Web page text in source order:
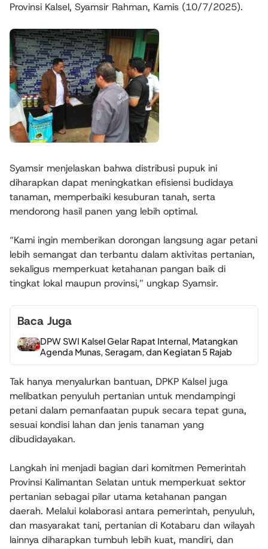
Provinsi Kalsel, Syamsir Rahman, Kamis (10/7/2025).
Syamsir menjelaskan bahwa distribusi pupuk ini
diharapkan dapat meningkatkan efisiensi budidaya
tanaman, memperbaiki kesuburan tanah, serta
mendorong hasil panen yang lebih optimal.
“Kami ingin memberikan dorongan langsung agar petani
lebih semangat dan terbantu dalam aktivitas pertanian,
sekaligus memperkuat ketahanan pangan baik di
tingkat lokal maupun provinsi,” ungkap Syamsir.
Baca Juga
DPW SWI Kalsel Gelar Rapat Internal, Matangkan
Agenda Munas, Seragam, dan Kegiatan 5 Rajab
Tak hanya menyalurkan bantuan, DPKP Kalsel juga
melibatkan penyuluh pertanian untuk mendampingi
petani dalam pemanfaatan pupuk secara tepat guna,
sesuai kondisi lahan dan jenis tanaman yang
dibudidayakan.
Langkah ini menjadi bagian dari komitmen Pemerintah
Provinsi Kalimantan Selatan untuk memperkuat sektor
pertanian sebagai pilar utama ketahanan pangan
daerah. Melalui kolaborasi antara pemerintah, penyuluh,
dan masyarakat tani, pertanian di Kotabaru dan wilayah
lainnya diharapkan tumbuh lebih kuat, mandiri, dan